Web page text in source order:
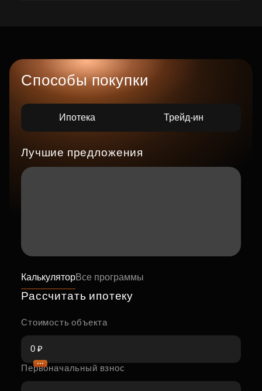
Способы покупки
Ипотека Трейд-ин
Лучшие предложения
КалькуляторВсе программы
Рассчитать ипотеку
Стоимость объекта
Первоначальный взнос